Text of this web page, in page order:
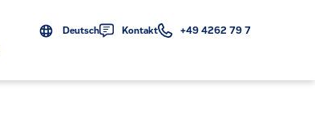
Deutsch Kontakt +49 4262 79 7